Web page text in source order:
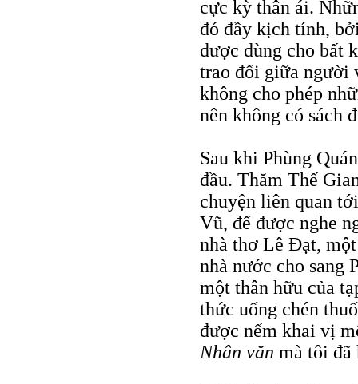
cực kỳ thân ái.
đó đầy kịch tính,
được dùng cho bất
trao đổi giữa người
không cho phép
nên không có sách
Sau khi Phùng
đầu. Thăm Thế
chuyện liên quan
Vũ, để được nghe
nhà thơ Lê Đạt,
nhà nước cho sang
một thân hữu của
thức uống chén
được nếm khai vị
Nhân văn mà tôi đã